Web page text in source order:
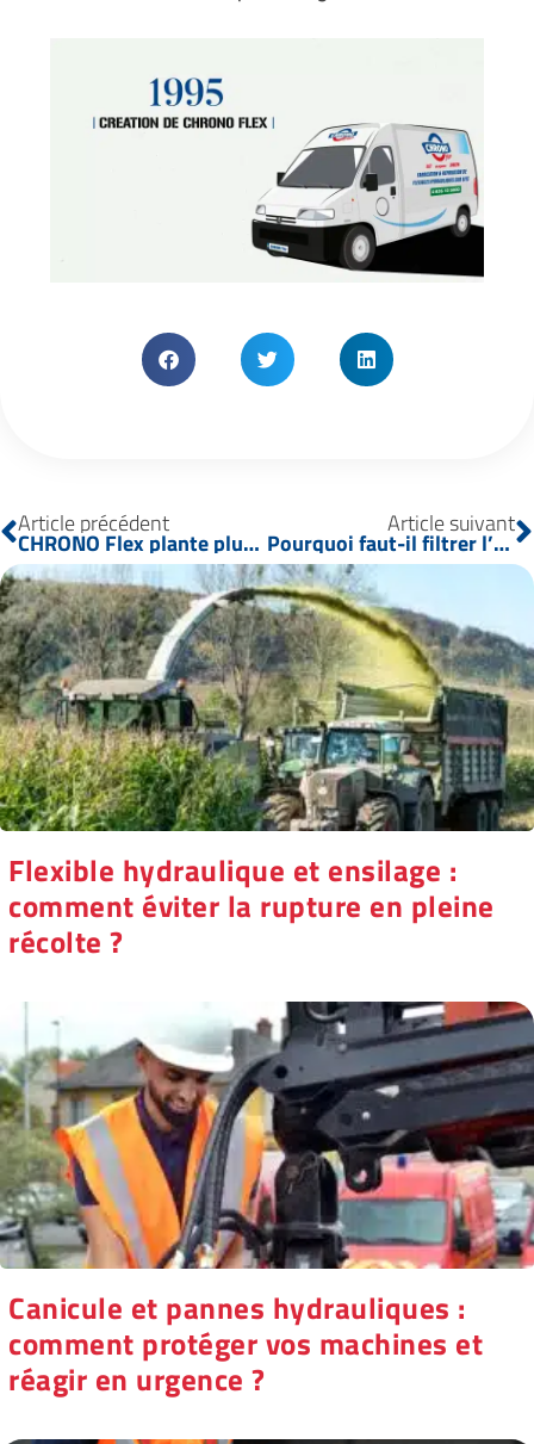
Article précédent
CHRONO Flex plante plus de 500 000 arbres avec Planète Urgence
Article suivant
Pourquoi faut-il filtrer l’huile hydraulique ?
Flexible hydraulique et ensilage :
comment éviter la rupture en pleine
récolte ?
Canicule et pannes hydrauliques :
comment protéger vos machines et
réagir en urgence ?